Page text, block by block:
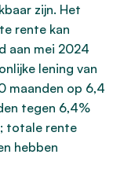
zijn. Het
rente kan
aan mei 2024
lening van
maanden op 6,4
tegen 6,4%
totale rente
hebben